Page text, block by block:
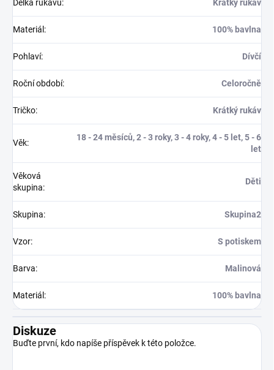
Délka rukávů: Krátký rukáv
Materiál : 100% bavlna
Pohlaví: Dívčí
Roční období: Celoročně
Tričko: Krátký rukáv
Věk:
18 - 24 měsíců, 2 - 3 roky, 3 - 4 roky, 4 - 5 let, 5 - 6
let
Věková
skupina:
Děti
Skupina: Skupina2
Vzor: S potiskem
Barva: Malinová
Materiál : 100% bavlna
Diskuze
Buďte první, kdo napíše příspěvek k této položce.